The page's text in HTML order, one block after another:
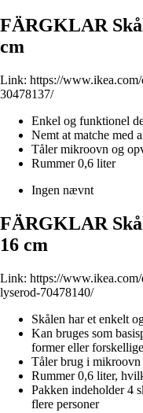
FÄRGKLAR
cm
Link: https://
30478137/
Enkel og funktionel
Nemt at matche med
Tåler mikroovn og
Rummer 0,6 liter
Ingen nævnt
FÄRGKLAR
16 cm
Link: https://
lyserod-70478140/
Skålen har et enkelt
Kan bruges som
former eller
Tåler brug i mikroovn
Rummer 0,6 liter,
Pakken indeholder 4
flere personer